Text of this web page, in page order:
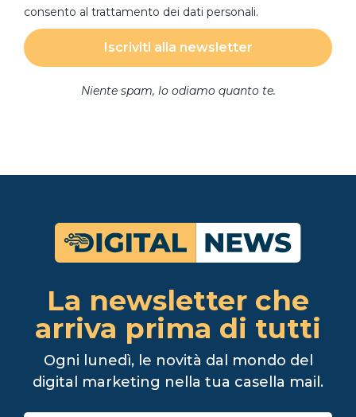
consento al trattamento dei dati personali.
Iscriviti alla newsletter
Niente spam, lo odiamo quanto te.
La newsletter che
arriva prima di tutti
Ogni lunedì, le novità dal mondo del
digital marketing nella tua casella mail.